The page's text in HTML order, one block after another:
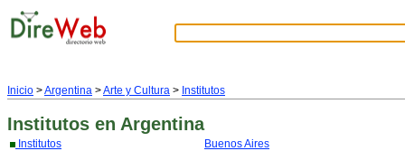
Inicio >Argentina >Arte y Cultura > Institutos
Institutos en Argentina
Institutos
Buenos Aires